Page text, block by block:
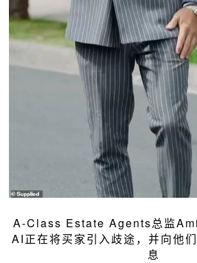
A-Class Estate Agents总监
AI正在将买家引入歧途，并向他
息